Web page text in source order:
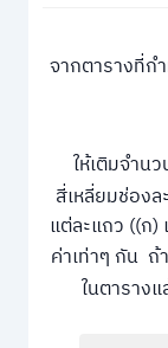
จากตารางที่ก
ให้เติมจำน
สี่เหลี่ยมช่องละ
แต่ละแถว ((ก)
ค่าเท่าๆ กัน ถ้
ในตาราง